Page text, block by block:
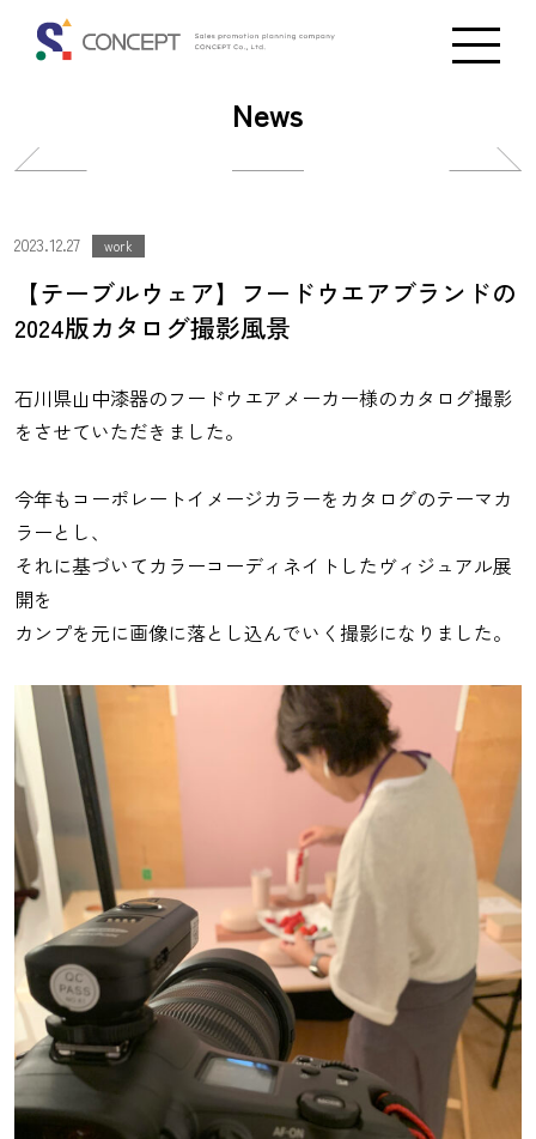
News
投
ナ
ビ
ゲ
ー
シ
ョ
ン
ビ
ゲ
シ
ョ
2023.12.27 work
【テーブルウェア】フードウエアブランドの
2024版カタログ撮影風景
石川県山中漆器のフードウエアメーカー様のカタログ撮影
をさせていただきました。
今年もコーポレートイメージカラーをカタログのテーマカ
ラーとし、
それに基づいてカラーコーディネイトしたヴィジュアル展
開を
カンプを元に画像に落とし込んでいく撮影になりました。